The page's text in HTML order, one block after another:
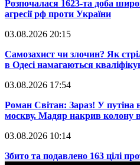
​Розпочалася 1623-та доба
агресії рф проти України
03.08.2026 20:15
​Самозахист чи злочин? Як
в Одесі намагаються
03.08.2026 17:54
​Роман Світан: Зараз! У
москву. Мадяр накрив колону
03.08.2026 10:14
​Збито та подавлено 163 цілі